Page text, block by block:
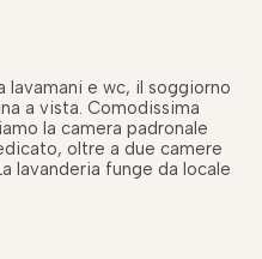
lavamani e wc, il soggiorno
a vista. Comodissima
la camera padronale
oltre a due camere
lavanderia funge da locale